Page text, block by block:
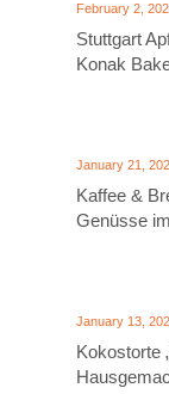
February 2,
Stuttgart
Konak
January 21,
Kaffee &
Genüsse
January 13,
Kokostorte